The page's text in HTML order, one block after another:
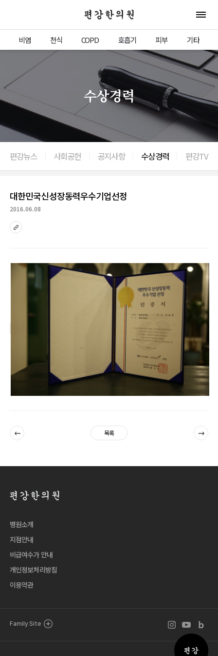
편강한의원 전체
비염 천식 COPD 호흡기 피부 기타
수상경력
편강뉴스 사회공헌 공지사항 수상경력 편강TV
이전으로
대한민국신성장동력우수기업선정
2016.06.08
sns
이전 목록 다음
병원소개
지점안내
비급여수가 안내
개인정보처리방침
이용약관
Family Site 인스타그램 바로
유튜브 바로
블로그